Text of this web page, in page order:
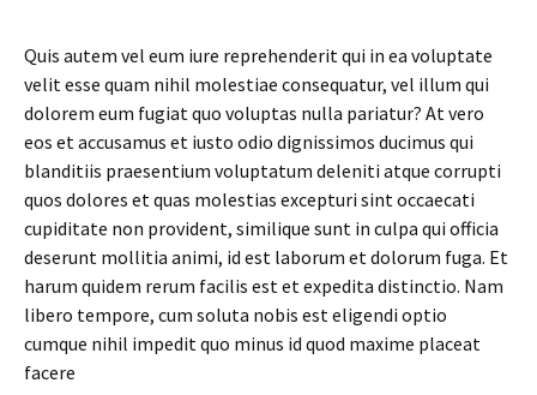
Quis autem vel eum iure reprehenderit qui in ea voluptate
velit esse quam nihil molestiae consequatur, vel illum qui
dolorem eum fugiat quo voluptas nulla pariatur? At vero
eos et accusamus et iusto odio dignissimos ducimus qui
blanditiis praesentium voluptatum deleniti atque corrupti
quos dolores et quas molestias excepturi sint occaecati
cupiditate non provident, similique sunt in culpa qui officia
deserunt mollitia animi, id est laborum et dolorum fuga. Et
harum quidem rerum facilis est et expedita distinctio. Nam
libero tempore, cum soluta nobis est eligendi optio
cumque nihil impedit quo minus id quod maxime placeat
facere